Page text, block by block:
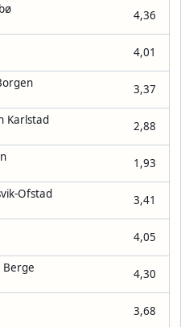
4,36
4,01
3,37
Karlstad 2,88
1,93
Ofstad 3,41
4,05
Berge 4,30
3,68